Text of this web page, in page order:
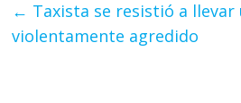
← Taxista se resistió a llevar
violentamente agredido